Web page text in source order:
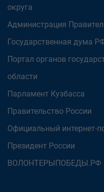
округа
Администрация
Государственная дума
Портал органов
области
Парламент Кузбасса
Правительство России
Официальный интернет-
Президент России
ВОЛОНТЕРЫПОБЕДЫ.РФ